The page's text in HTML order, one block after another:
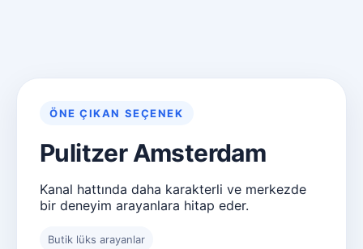
ÖNE ÇIKAN SEÇENEK
Pulitzer Amsterdam
Kanal hattında daha karakterli ve merkezde
bir deneyim arayanlara hitap eder.
Butik lüks arayanlar